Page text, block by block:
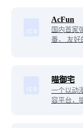
AcFun
国内首家
番， 友好
喵御宅
一个以动
容平台，